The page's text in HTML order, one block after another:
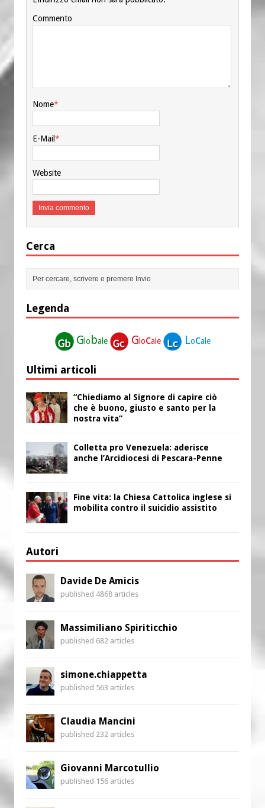
Commento
Nome*
E-Mail*
Website
Cerca
Legenda
G lobale G locale Locale
Ultimi articoli
“Chiediamo al Signore di capire ciò
che è buono, giusto e santo per la
nostra vita”
Colletta pro Venezuela: aderisce
anche l’Arcidiocesi di Pescara-Penne
Fine vita: la Chiesa Cattolica inglese si
mobilita contro il suicidio assistito
Autori
Davide De Amicis
published 4868 articles
Massimiliano Spiriticchio
published 682 articles
simone.chiappetta
published 563 articles
Claudia Mancini
published 232 articles
Giovanni Marcotullio
published 156 articles